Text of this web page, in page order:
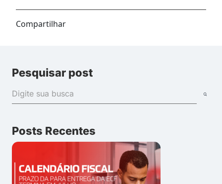
Compartilhar
Pesquisar post
Posts Recentes